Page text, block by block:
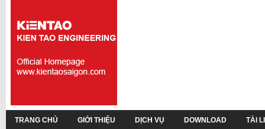
TRANG CHỦ GIỚI THIỆU DỊCH VỤ DOWNLOAD TÀI